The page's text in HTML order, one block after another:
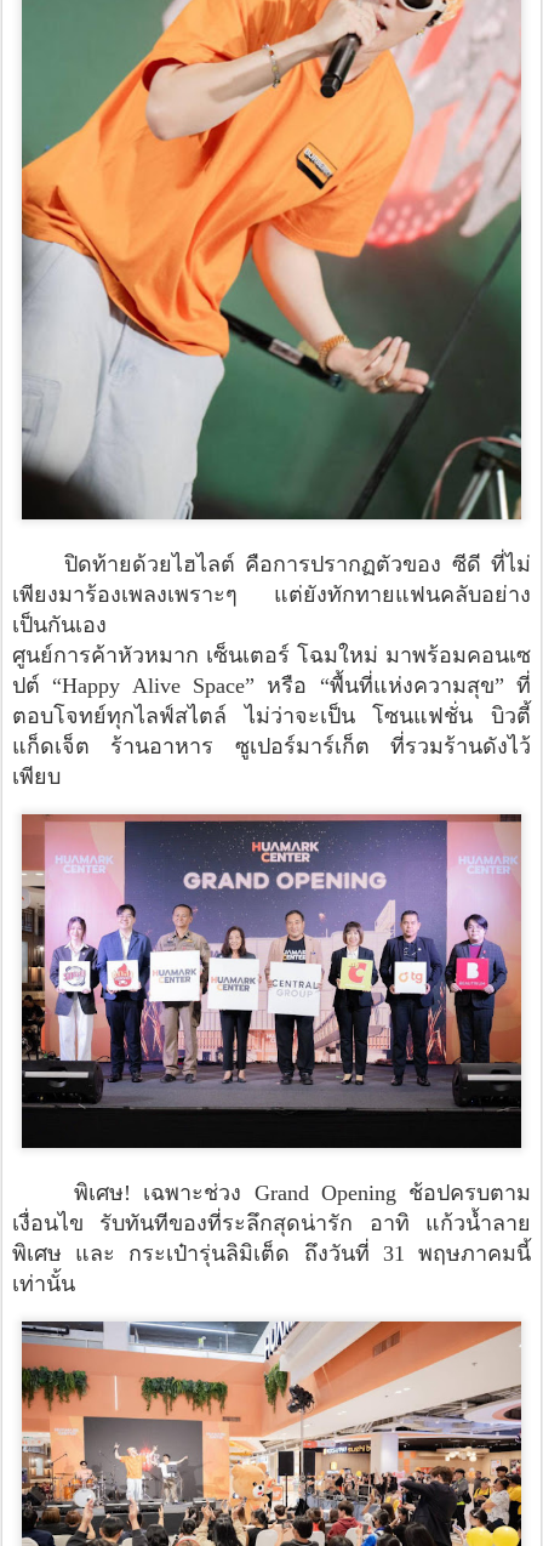
ปิดท้ายด้วยไฮไลต์ คือการปรากฏตัวของ ซีดี ที่ไม่
เพียงมาร้องเพลงเพราะๆ แต่ยังทักทายแฟนคลับอย่าง
เป็นกันเอง
ศูนย์การค้าหัวหมาก เซ็นเตอร์ โฉมใหม่ มาพร้อมคอนเซ
ปต์ “Happy Alive Space” หรือ “พื้นที่แห่งความสุข” ที่
ตอบโจทย์ทุกไลฟ์สไตล์ ไม่ว่าจะเป็น โซนแฟชั่น บิวตี้
แก็ดเจ็ต ร้านอาหาร ซูเปอร์มาร์เก็ต ที่รวมร้านดังไว้
เพียบ
พิเศษ! เฉพาะช่วง Grand Opening ช้อปครบตาม
เงื่อนไข รับทันทีของที่ระลึกสุดน่ารัก อาทิ แก้วน้ำลาย
พิเศษ และ กระเป๋ารุ่นลิมิเต็ด ถึงวันที่ 31 พฤษภาคมนี้
เท่านั้น